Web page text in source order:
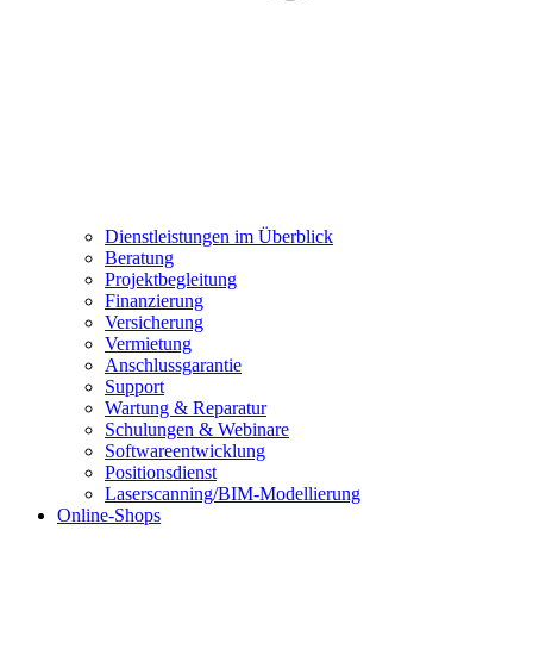
Dienstleistungen im Überblick
Beratung
Projektbegleitung
Finanzierung
Versicherung
Vermietung
Anschlussgarantie
Support
Wartung & Reparatur
Schulungen & Webinare
Softwareentwicklung
Positionsdienst
Laserscanning/BIM-Modellierung
Online-Shops